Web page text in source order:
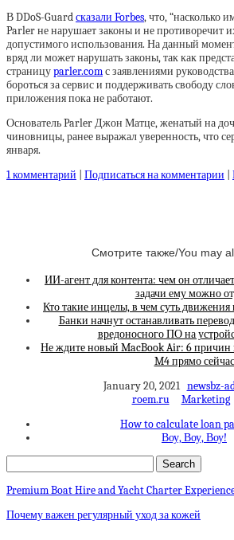
В DDoS-Guardсказали Forbes, что, “насколько
Parler не нарушает законы и не противоречит
допустимого использования. На данный
вряд ли может нарушать законы, так как
страницуparler.comс заявлениями
бороться за сервис и поддерживать свободу
приложения пока не работают.
Основатель Parler Джон Матце, женатый на
чиновницы, ранее выражал уверенность, что
января.
1 комментарий
Подписаться на комментарии
Смотрите также/You may
ИИ-агент для контента: чем он
задачи ему можно
Кто такие инцелы, в чем суть движения
Банки начнут останавливать
вредоносного ПО на
Не ждите новый MacBook Air: 6 причин
M4 прямо сейчас
January 20, 2021 newsbz-
roem.ru
Marketing
How to calculate loan
Воу, Воу, Воу!
Premium Boat Hire and Yacht Charter
Почему важен регулярный уход за кожей